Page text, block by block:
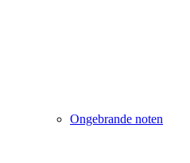
Ongebrande noten